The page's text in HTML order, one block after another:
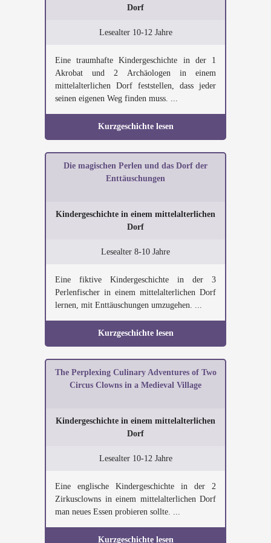
Dorf
Lesealter 10-12 Jahre
Eine traumhafte Kindergeschichte in der 1
Akrobat und 2 Archäologen in einem
mittelalterlichen Dorf feststellen, dass jeder
seinen eigenen Weg finden muss. ...
Kurzgeschichte lesen
Die magischen Perlen und das Dorf der
Enttäuschungen
Kindergeschichte in einem mittelalterlichen
Dorf
Lesealter 8-10 Jahre
Eine fiktive Kindergeschichte in der 3
Perlenfischer in einem mittelalterlichen Dorf
lernen, mit Enttäuschungen umzugehen. ...
Kurzgeschichte lesen
The Perplexing Culinary Adventures of Two
Circus Clowns in a Medieval Village
Kindergeschichte in einem mittelalterlichen
Dorf
Lesealter 10-12 Jahre
Eine englische Kindergeschichte in der 2
Zirkusclowns in einem mittelalterlichen Dorf
man neues Essen probieren sollte. ...
Kurzgeschichte lesen